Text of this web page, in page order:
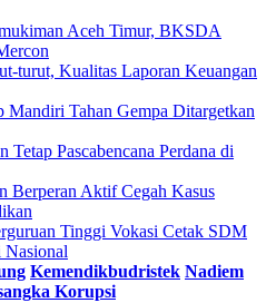
Aceh Timur, BKSDA
turut, Kualitas Laporan Keuangan
Mandiri Tahan Gempa Ditargetkan
Pascabencana Perdana di
Berperan Aktif Cegah Kasus
Tinggi Vokasi Cetak SDM
Nasional
Kemendikbudristek Nadiem
Korupsi